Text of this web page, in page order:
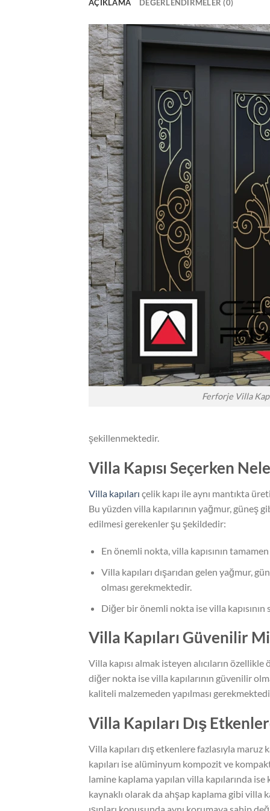
AÇIKLAMA DEĞERLENDIRMELER (0)
Ferforje Villa
şekillenmektedir.
Villa Kapısı Seçerken
Villa kapıları çelik kapı ile aynı mantıkta
Bu yüzden villa kapılarının yağmur, güneş
edilmesi gerekenler şu şekildedir:
En önemli nokta, villa kapısının
Villa kapıları dışarıdan gelen yağmur,
olması gerekmektedir.
Diğer bir önemli nokta ise villa kapısının
Villa Kapıları Güvenilir
Villa kapısı almak isteyen alıcıların
diğer nokta ise villa kapılarının güvenilir
kaliteli malzemeden yapılması
Villa Kapıları Dış
Villa kapıları dış etkenlere fazlasıyla
kapıları ise alüminyum kompozit ve
lamine kaplama yapılan villa kapılarında
kaynaklı olarak da ahşap kaplama gibi villa